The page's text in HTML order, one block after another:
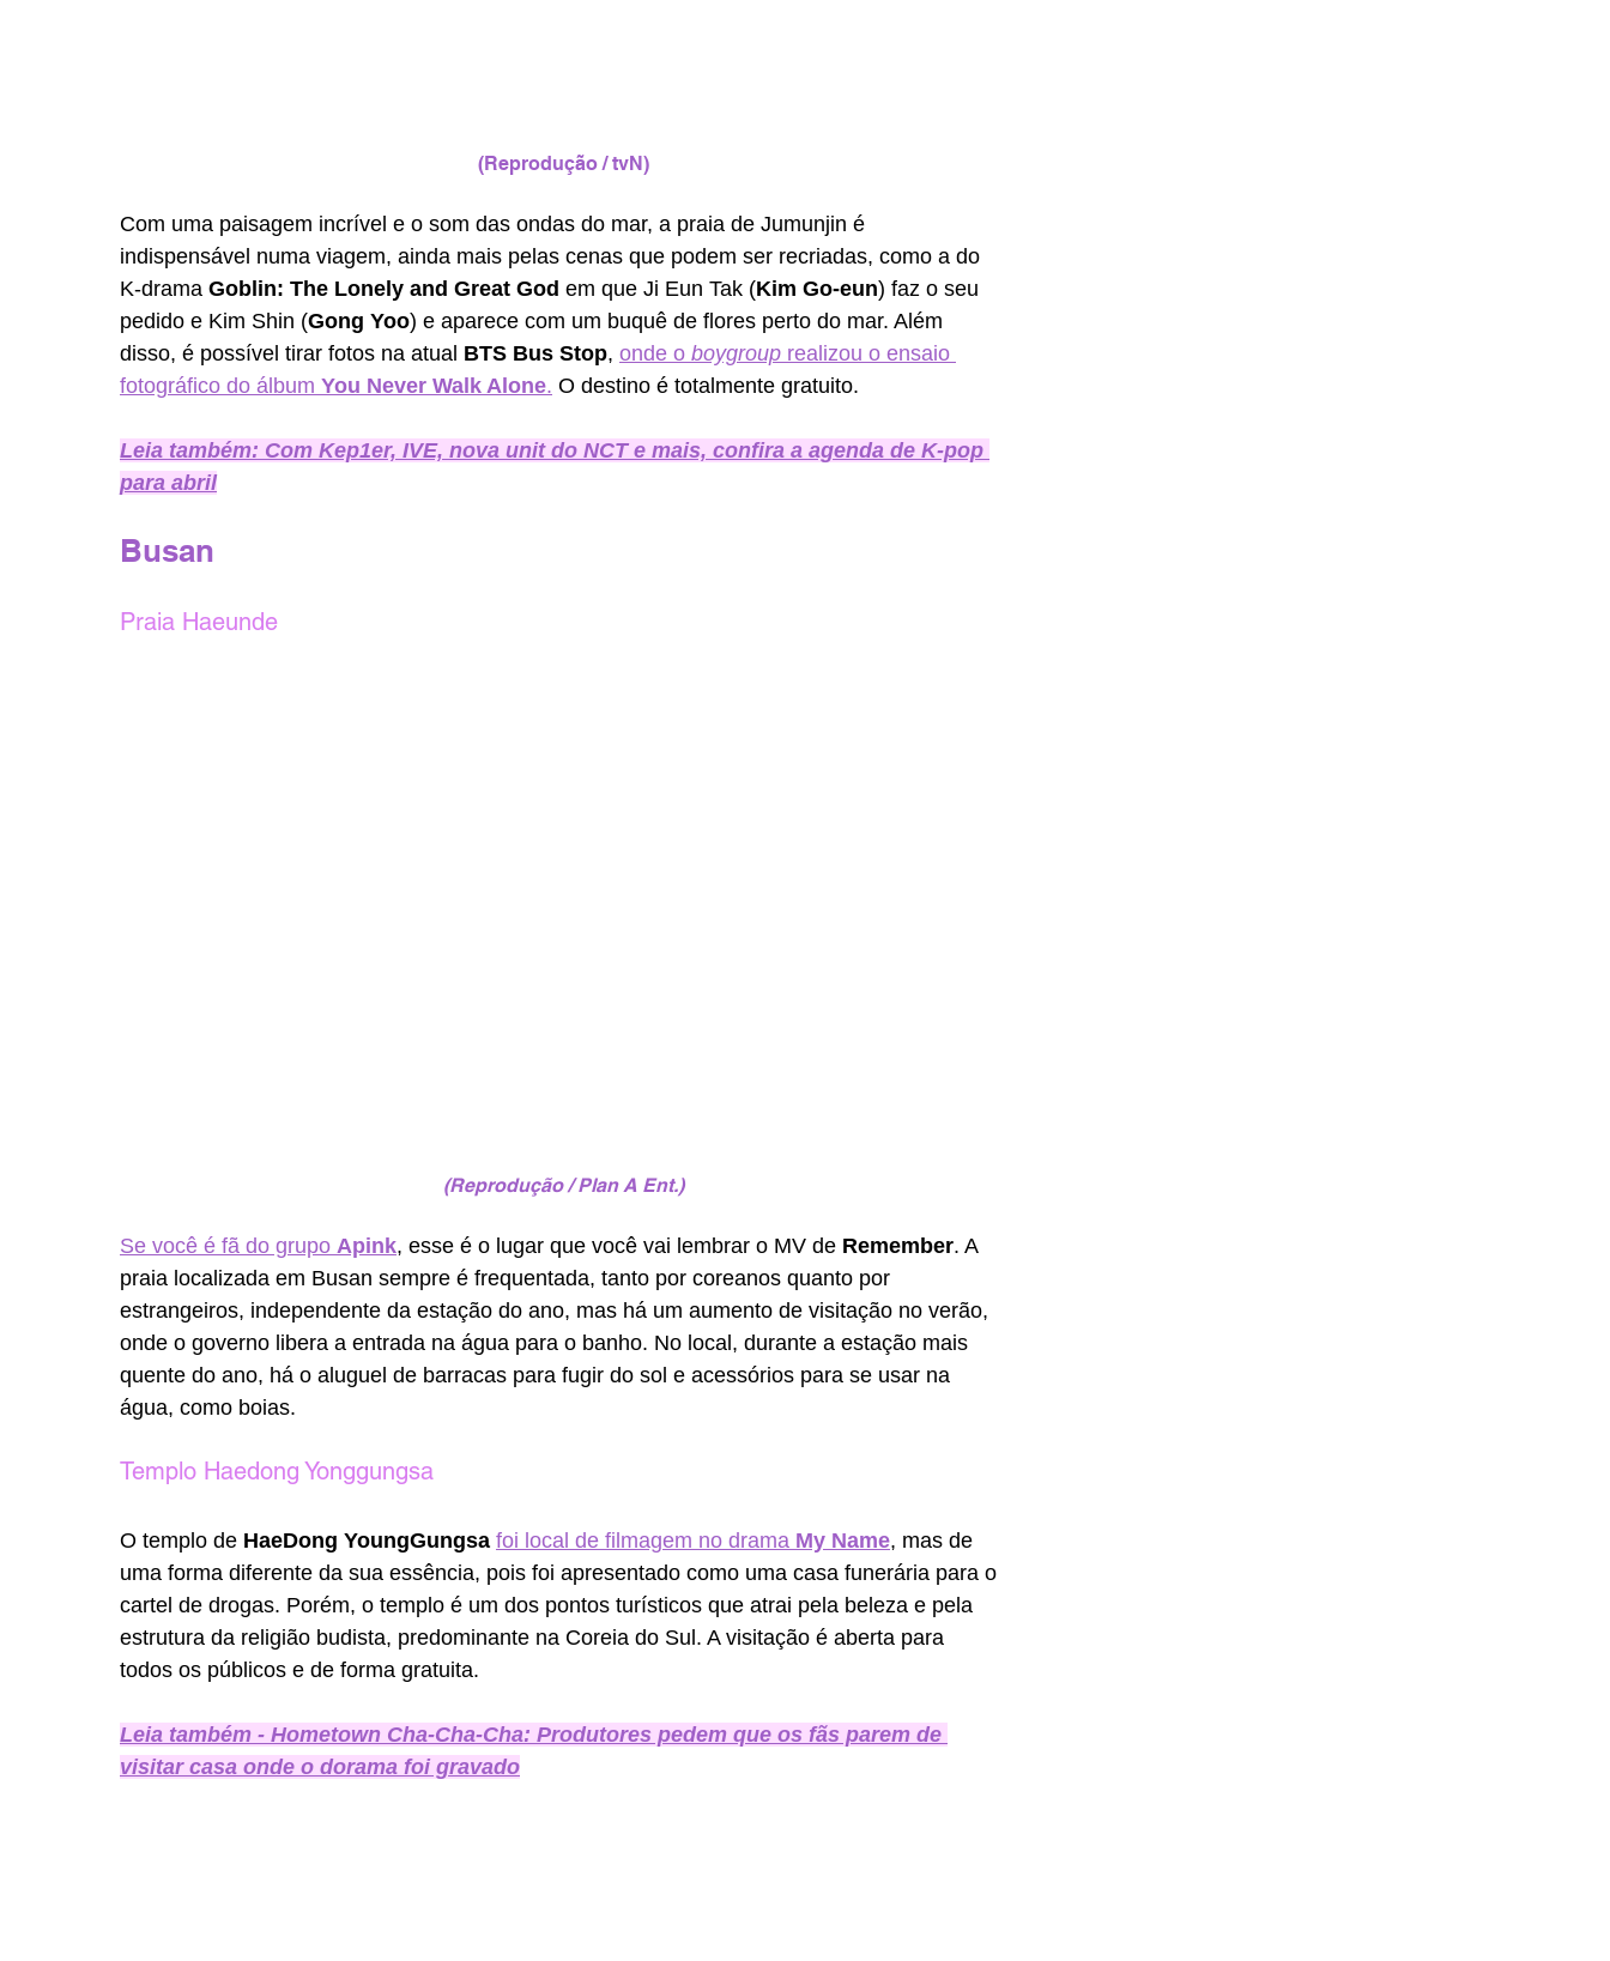
(Reprodução / tvN)
Com uma paisagem incrível e o som das ondas do mar, a praia de Jumunjin é
indispensável numa viagem, ainda mais pelas cenas que podem ser recriadas, como a do
K-drama Goblin: The Lonely and Great God em que Ji Eun Tak (Kim Go-eun) faz o seu
pedido e Kim Shin (Gong Yoo) e aparece com um buquê de flores perto do mar. Além
disso, é possível tirar fotos na atual BTS Bus Stop, onde o boygroup realizou o ensaio
fotográfico do álbum You Never Walk Alone. O destino é totalmente gratuito.
Leia também: Com Kep1er, IVE, nova unit do NCT e mais, confira a agenda de K-pop
para abril
Busan
Praia Haeunde
(Reprodução / Plan A Ent.)
Se você é fã do grupo Apink, esse é o lugar que você vai lembrar o MV de Remember. A
praia localizada em Busan sempre é frequentada, tanto por coreanos quanto por
estrangeiros, independente da estação do ano, mas há um aumento de visitação no verão,
onde o governo libera a entrada na água para o banho. No local, durante a estação mais
quente do ano, há o aluguel de barracas para fugir do sol e acessórios para se usar na
água, como boias.
Templo Haedong Yonggungsa
O templo de HaeDong YoungGungsa foi local de filmagem no drama My Name, mas de
uma forma diferente da sua essência, pois foi apresentado como uma casa funerária para o
cartel de drogas. Porém, o templo é um dos pontos turísticos que atrai pela beleza e pela
estrutura da religião budista, predominante na Coreia do Sul. A visitação é aberta para
todos os públicos e de forma gratuita.
Leia também - Hometown Cha-Cha-Cha: Produtores pedem que os fãs parem de
visitar casa onde o dorama foi gravado